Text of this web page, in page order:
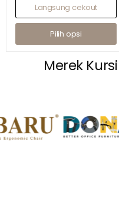
Langsung cekout
Pilih opsi
Merek